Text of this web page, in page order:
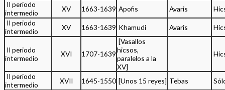
II periodo
intermedio
XV 1663-1639 Apofis Avaris
II periodo
intermedio
XV 1663-1639 Khamudi Avaris
II periodo
intermedio
XVI 1707-1639
[Vasallos
hicsos,
paralelos a la
XV]
II periodo
intermedio
XVII 1645-1550 [Unos 15 reyes] Tebas